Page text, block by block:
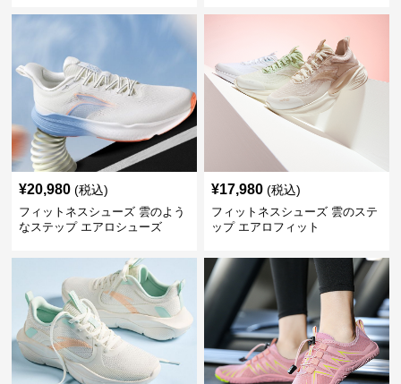
¥20,980 (税込)
フィットネスシューズ 雲のよう
なステップ エアロシューズ
¥17,980 (税込)
フィットネスシューズ 雲のステ
ップ エアロフィット